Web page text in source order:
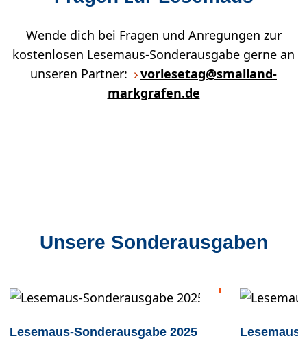
Wende dich bei Fragen und Anregungen zur
kostenlosen Lesemaus-Sonderausgabe gerne an
unseren Partner:
vorlesetag@smalland-
markgrafen.de
Unsere Sonderausgaben
Lesemaus-Sonderausgabe 2025